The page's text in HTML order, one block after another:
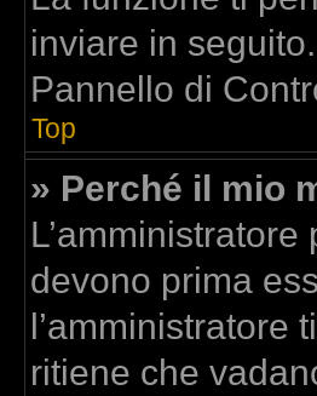
inviare in
Pannello di
Top
» Perché il mio
devono prima
l’amministratore
ritiene che